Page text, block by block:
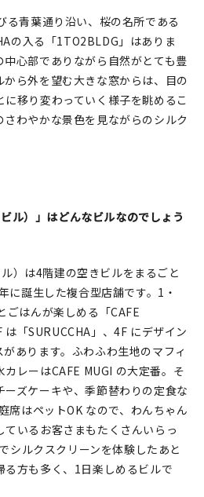
る青葉通り沿い、桜の名所である
の入る「1TO2BLDG」はありま
心部でありながら自然がとても豊
ら外を望む大きな窓からは、目の
移り変わっていく様子を眺めるこ
わやかな景色を見ながらのシルク
ル）」はどんなビルなのでしょう
）は4階建の空きビルをまるごと
に誕⽣した複合型店舗です。1・
ごはんが楽しめる「CAFE
「SURUCCHA」、4F にデザイン
あります。ふわふわ⽣地のマフィ
レーはCAFE MUGI の⼤定番。そ
ズケーキや、季節替わりの定⾷な
席はペットOK なので、わんちゃん
いるお客さまもたくさんいらっ
シルクスクリーンを体験したあと
る⽅も多く、1⽇楽しめるビルで